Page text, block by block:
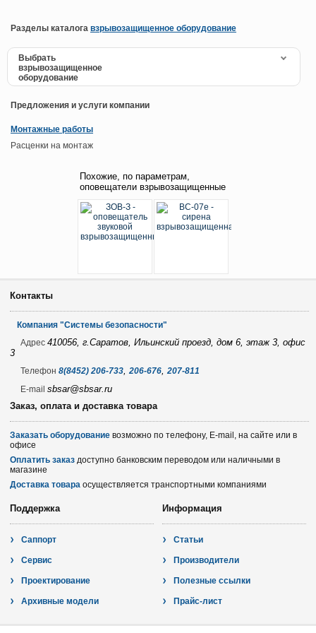
Разделы каталога взрывозащищенное оборудование
Выбрать
взрывозащищенное
оборудование
Предложения и услуги компании
Монтажные работы
Расценки на монтаж
Похожие, по параметрам,
оповещатели взрывозащищенные
Контакты
Компания "Системы безопасности"
Адрес 410056, г.Саратов, Ильинский проезд, дом 6, этаж 3, офис
3
Телефон 8(8452) 206-733,206-676,207-811
E-mail sbsar@sbsar.ru
Заказ, оплата и доставка товара
Заказать оборудование возможно по телефону, E-mail, на сайте или в
офисе
Оплатить заказ доступно банковским переводом или наличными в
магазине
Доставка товара осуществляется транспортными компаниями
Поддержка
Саппорт
Сервис
Проектирование
Архивные модели
Информация
Статьи
Производители
Полезные ссылки
Прайс-лист